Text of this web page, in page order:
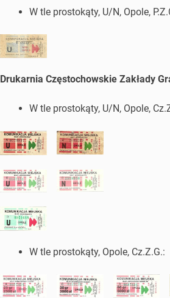
W tle prostokąty, U/N, Opole,
Drukarnia Częstochowskie Zakłady
W tle prostokąty, U/N, Opole,
W tle prostokąty, Opole, Cz.Z.G.: